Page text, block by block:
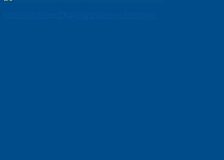
Cửa Gỗ Chống Cháy MDF Veneer P1R2 ash